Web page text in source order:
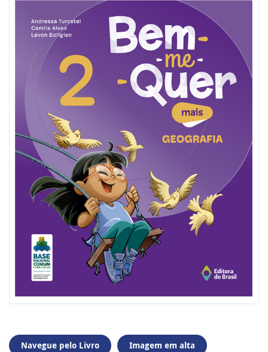
Navegue pelo Livro Imagem em alta